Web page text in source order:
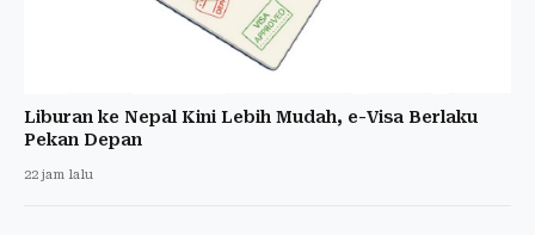
Liburan ke Nepal Kini Lebih Mudah, e-Visa Berlaku
Pekan Depan
22 jam lalu